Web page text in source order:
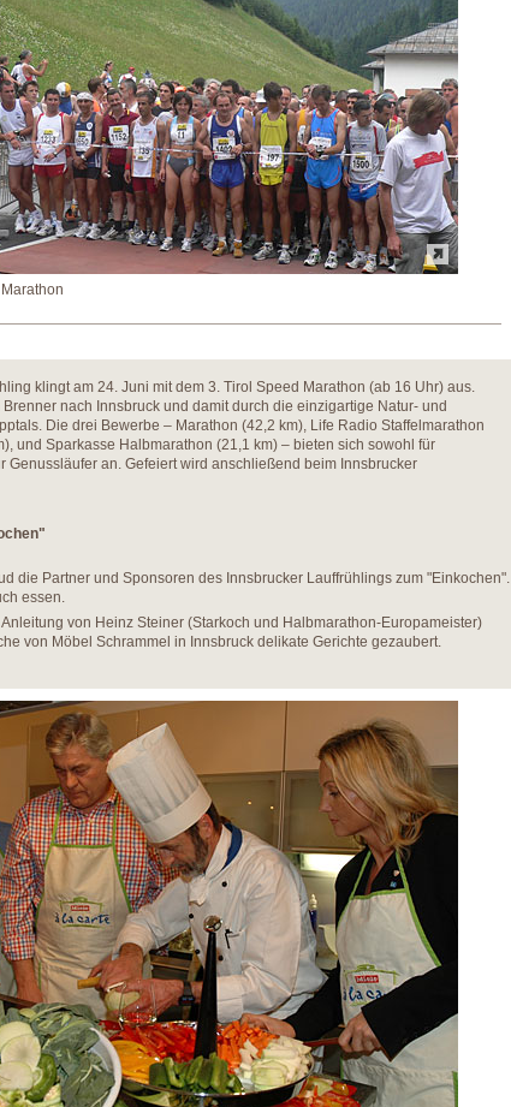
klingt am 24. Juni mit dem 3. Tirol Speed Marathon (ab 16 Uhr) aus.
nach Innsbruck und damit durch die einzigartige Natur- und
Die drei Bewerbe – Marathon (42,2 km), Life Radio Staffelmarathon
und Sparkasse Halbmarathon (21,1 km) – bieten sich sowohl für
Genussläufer an. Gefeiert wird anschließend beim Innsbrucker
die Partner und Sponsoren des Innsbrucker Lauffrühlings zum "Einkochen".
essen.
von Heinz Steiner (Starkoch und Halbmarathon-Europameister)
von Möbel Schrammel in Innsbruck delikate Gerichte gezaubert.